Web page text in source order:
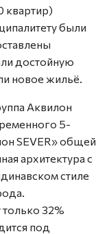
квартир)
были
достойную
новое жильё.
Аквилон
5-
SEVER» общей
архитектура с
стиле
32%
под